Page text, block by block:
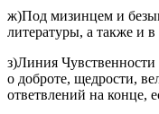
ж)Под мизинцем и
литературы, а также и
з)Линия Чувственности
о доброте, щедрости,
ответвлений на конце,